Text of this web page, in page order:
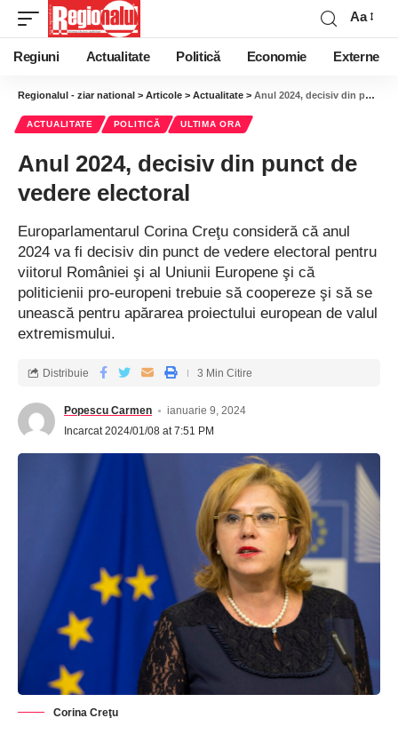
Aa
Regiuni Actualitate Politică Economie Externe
Regionalul - ziar national > Articole > Actualitate > Anul 2024, decisiv din punct de vedere electoral
ACTUALITATE POLITICĂ ULTIMA ORA
Anul 2024, decisiv din punct de
vedere electoral
Europarlamentarul Corina Creţu consideră că anul
2024 va fi decisiv din punct de vedere electoral pentru
viitorul României şi al Uniunii Europene şi că
politicienii pro-europeni trebuie să coopereze şi să se
unească pentru apărarea proiectului european de valul
extremismului.
Popescu Carmen
ianuarie 9, 2024
Incarcat 2024/01/08 at 7:51 PM
Distribuie 3 Min Citire
Corina Creţu